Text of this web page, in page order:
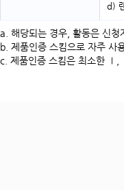
d)
a. 해당되는 경우, 활동은 신
b. 제품인증 스킴으로 자주 사
c. 제품인증 스킴은 최소한